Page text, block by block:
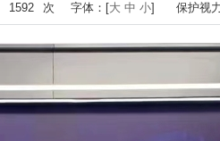
1592 次 字体：[大 中 小] 保护视